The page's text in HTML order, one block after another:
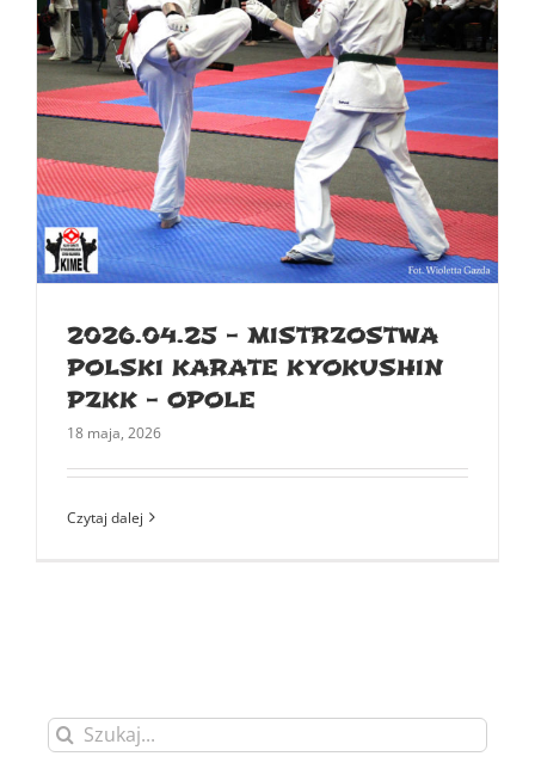
2026.04.25 – MISTRZOSTWA
POLSKI KARATE KYOKUSHIN
PZKK – OPOLE
18 maja, 2026
Czytaj dalej
Szukaj